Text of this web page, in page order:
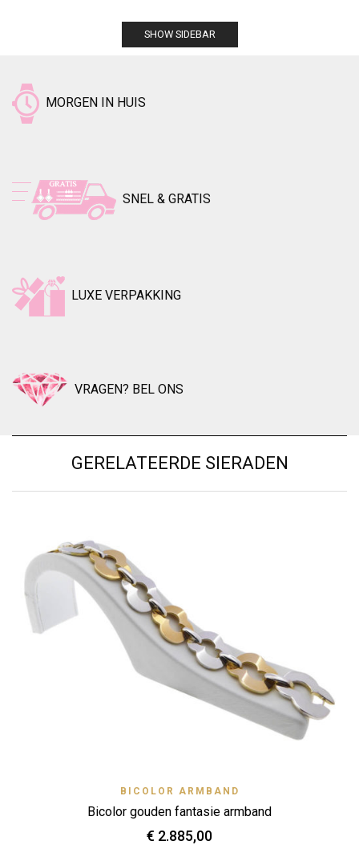
SHOW SIDEBAR
MORGEN IN HUIS
SNEL & GRATIS
LUXE VERPAKKING
VRAGEN? BEL ONS
GERELATEERDE SIERADEN
BICOLOR ARMBAND
Bicolor gouden fantasie armband
€ 2.885,00